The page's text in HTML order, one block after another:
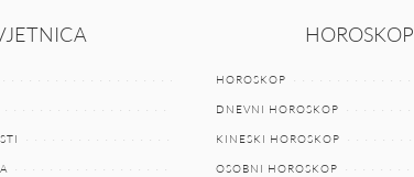
HOROSKOP
HOROSKOP
DNEVNI HOROSKOP
KINESKI HOROSKOP
OSOBNI HOROSKOP